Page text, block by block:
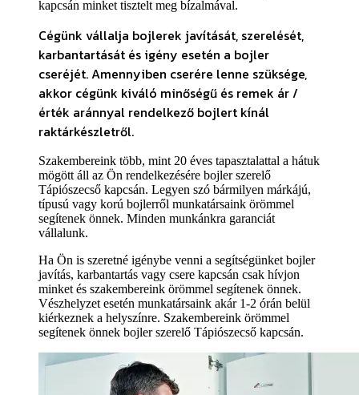
kapcsán minket tisztelt meg bízalmával.
Cégünk vállalja bojlerek javítását, szerelését,
karbantartását és igény esetén a bojler
cseréjét. Amennyiben cserére lenne szüksége,
akkor cégünk kiváló minőségű és remek ár /
érték aránnyal rendelkező bojlert kínál
raktárkészletről.
Szakembereink több, mint 20 éves tapasztalattal a hátuk
mögött áll az Ön rendelkezésére bojler szerelő
Tápiószecső kapcsán. Legyen szó bármilyen márkájú,
típusú vagy korú bojlerről munkatársaink örömmel
segítenek önnek. Minden munkánkra garanciát
vállalunk.
Ha Ön is szeretné igénybe venni a segítségünket bojler
javítás, karbantartás vagy csere kapcsán csak hívjon
minket és szakembereink örömmel segítenek önnek.
Vészhelyzet esetén munkatársaink akár 1-2 órán belül
kiérkeznek a helyszínre. Szakembereink örömmel
segítenek önnek bojler szerelő Tápiószecső kapcsán.